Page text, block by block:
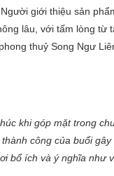
giới thiệu sản
lâu, với tấm lòng từ
thuỷ Song Ngư
khi góp mặt trong
công của buổi
bổ ích và ý nghĩa như